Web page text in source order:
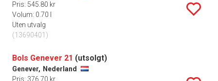
Pris: 545.80 kr
Volum: 0.70 l
Uten utvalg
(13690401)
Bols Genever 21 (utsolgt)
Genever, Nederland
Pris: 376.70 kr